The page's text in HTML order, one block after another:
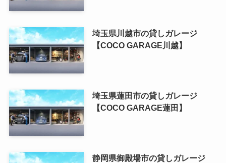
埼玉県川越市の貸しガレージ
【COCO GARAGE川越】
埼玉県蓮田市の貸しガレージ
【COCO GARAGE蓮田】
静岡県御殿場市の貸しガレージ